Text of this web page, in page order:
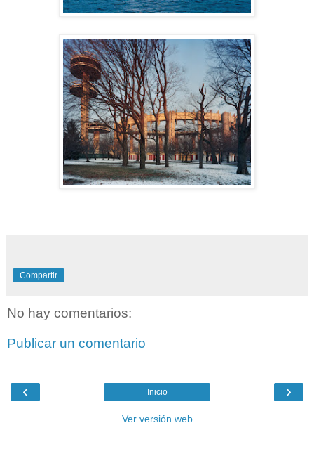
Compartir
No hay comentarios:
Publicar un comentario
‹ ›
Inicio
Ver versión web